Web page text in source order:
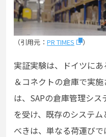
（引用元： PR TIMES ）
実証実験は、ドイツに
＆コネクトの倉庫で実
は、SAPの倉庫管理シ
を受け、既存のシステ
べきは、単なる荷運び